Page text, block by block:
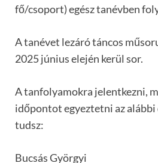
fő/csoport) egész tanévben
A tanévet lezáró táncos
2025 június elején kerül sor.
A tanfolyamokra jelentkezni,
időpontot egyeztetni az alábbi
tudsz:
Bucsás Györgyi